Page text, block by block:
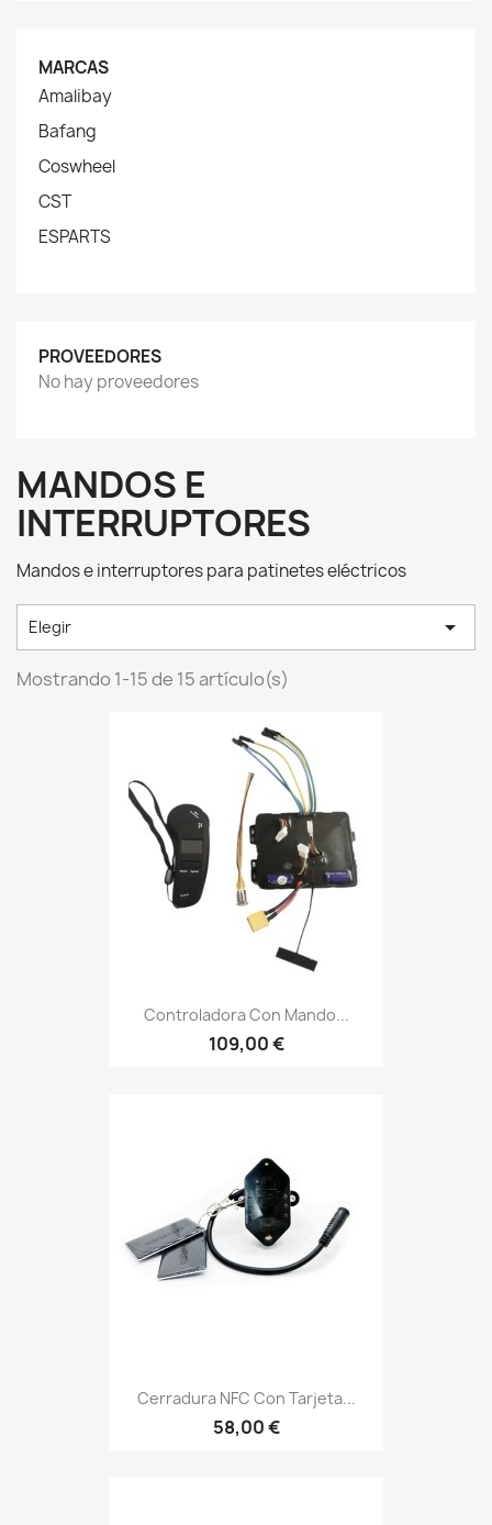
MARCAS
Amalibay
Bafang
Coswheel
CST
ESPARTS
PROVEEDORES
No hay proveedores
MANDOS E
INTERRUPTORES
Mandos e interruptores para patinetes eléctricos
Elegir 
Mostrando 1-15 de 15 artículo(s)
Controladora Con Mando...
109,00 €
Cerradura NFC Con Tarjeta...
58,00 €